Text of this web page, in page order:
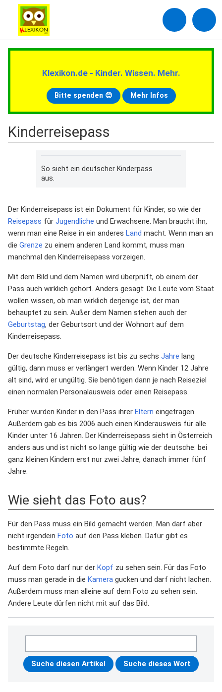
Klexikon.de - Kinder. Wissen. Mehr.
Bitte spenden 😊 Mehr Infos
Kinderreisepass
So sieht ein deutscher Kinderpass
aus.
Der Kinderreisepass ist ein Dokument für Kinder, so wie der
Reisepass für Jugendliche und Erwachsene. Man braucht ihn,
wenn man eine Reise in ein anderes Land macht. Wenn man an
die Grenze zu einem anderen Land kommt, muss man
manchmal den Kinderreisepass vorzeigen.
Mit dem Bild und dem Namen wird überprüft, ob einem der
Pass auch wirklich gehört. Anders gesagt: Die Leute vom Staat
wollen wissen, ob man wirklich derjenige ist, der man
behauptet zu sein. Außer dem Namen stehen auch der
Geburtstag, der Geburtsort und der Wohnort auf dem
Kinderreisepass.
Der deutsche Kinderreisepass ist bis zu sechs Jahre lang
gültig, dann muss er verlängert werden. Wenn Kinder 12 Jahre
alt sind, wird er ungültig. Sie benötigen dann je nach Reiseziel
einen normalen Personalausweis oder einen Reisepass.
Früher wurden Kinder in den Pass ihrer Eltern eingetragen.
Außerdem gab es bis 2006 auch einen Kinderausweis für alle
Kinder unter 16 Jahren. Der Kinderreisepass sieht in Österreich
anders aus und ist nicht so lange gültig wie der deutsche: bei
ganz kleinen Kindern erst nur zwei Jahre, danach immer fünf
Jahre.
Wie sieht das Foto aus?
Für den Pass muss ein Bild gemacht werden. Man darf aber
nicht irgendein Foto auf den Pass kleben. Dafür gibt es
bestimmte Regeln.
Auf dem Foto darf nur der Kopf zu sehen sein. Für das Foto
muss man gerade in die Kamera gucken und darf nicht lachen.
Außerdem muss man alleine auf dem Foto zu sehen sein.
Andere Leute dürfen nicht mit auf das Bild.